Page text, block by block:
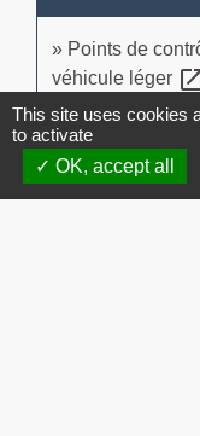
Points de
véhicule léger
This site uses cookies
to activate
OK, accept all